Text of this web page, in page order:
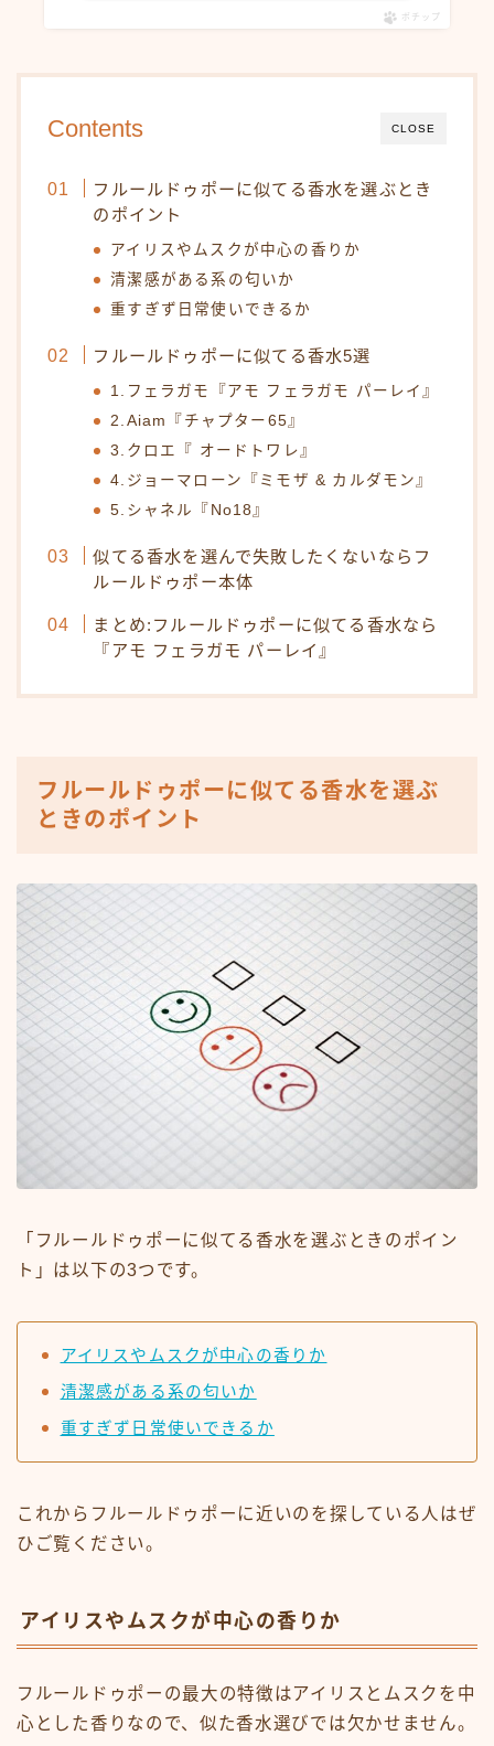
ポチップ
CLOSE
Contents
フルールドゥポーに似てる香水を選ぶとき
のポイント
アイリスやムスクが中心の香りか
清潔感がある系の匂いか
重すぎず日常使いできるか
フルールドゥポーに似てる香水5選
1.フェラガモ『アモ フェラガモ パーレイ』
2.Aiam『チャプター65』
3.クロエ『 オードトワレ』
4.ジョーマローン『ミモザ & カルダモン』
5.シャネル『No18』
似てる香水を選んで失敗したくないならフ
ルールドゥポー本体
まとめ:フルールドゥポーに似てる香水なら
『アモ フェラガモ パーレイ』
フルールドゥポーに似てる香水を選ぶ
ときのポイント
「フルールドゥポーに似てる香水を選ぶときのポイン
ト」は以下の3つです。
アイリスやムスクが中心の香りか
清潔感がある系の匂いか
重すぎず日常使いできるか
これからフルールドゥポーに近いのを探している人はぜ
ひご覧ください。
アイリスやムスクが中心の香りか
フルールドゥポーの最大の特徴はアイリスとムスクを中
心とした香りなので、似た香水選びでは欠かせません。